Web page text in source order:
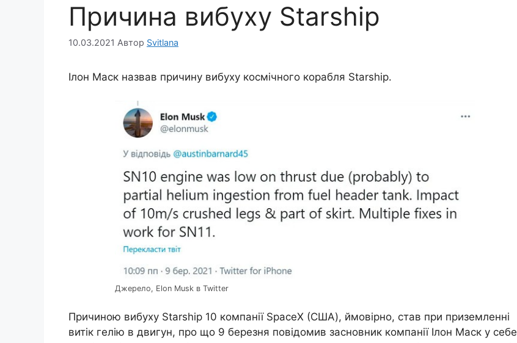
Причина вибуху Starship
10.03.2021 Автор Svitlana
Ілон Маск назвав причину вибуху космічного корабля Starship.
Джерело, Elon Musk в Twitter
Причиною вибуху Starship 10 компанії SpaceX (США), ймовірно, став при приземленні
витік гелію в двигун, про що 9 березня повідомив засновник компанії Ілон Маск у себе